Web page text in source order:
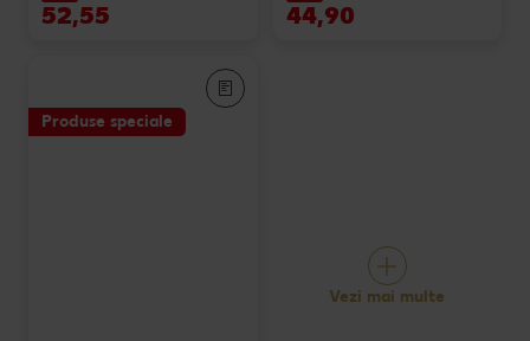
52,55 44,90
Produse speciale
Vezi mai multe